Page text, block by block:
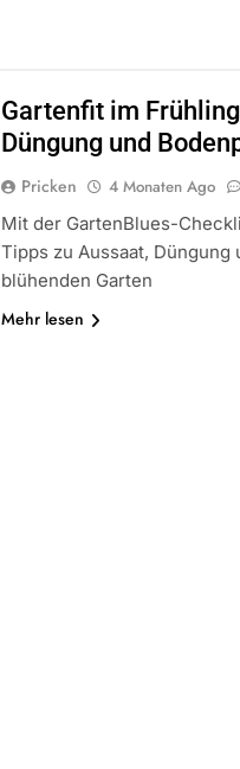
Gartenfit im
Düngung und
Pricken 4 Monaten Ago
Mit der GartenBlues-
Tipps zu Aussaat,
blühenden Garten
Mehr lesen